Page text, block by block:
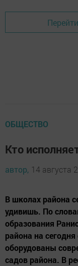
ОБЩЕСТВО
Кто
автор, 14 августа
В школах района
удивишь. По
образования
района на
оборудованы
садов района. В